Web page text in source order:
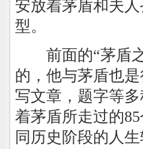
安放着茅盾和夫
型。
前面的“茅盾之
的，他与茅盾也
写文章，题字等
着茅盾所走过的
同历史阶段的人